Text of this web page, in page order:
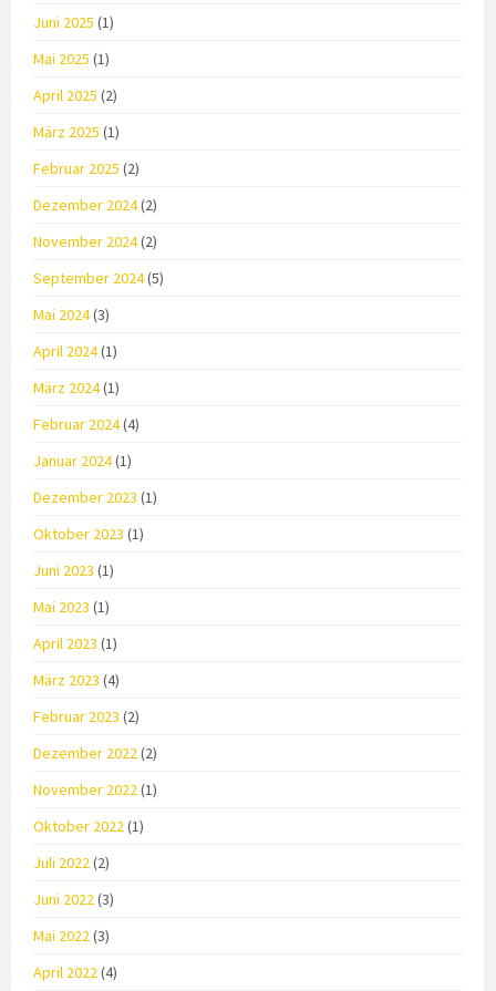
Juni 2025 (1)
Mai 2025 (1)
April 2025 (2)
März 2025 (1)
Februar 2025 (2)
Dezember 2024(2)
November 2024(2)
September 2024(5)
Mai 2024(3)
April 2024(1)
März 2024(1)
Februar 2024(4)
Januar 2024(1)
Dezember 2023 (1)
Oktober 2023 (1)
Juni 2023 (1)
Mai 2023 (1)
April 2023 (1)
März 2023 (4)
Februar 2023 (2)
Dezember 2022(2)
November 2022(1)
Oktober 2022(1)
Juli 2022(2)
Juni 2022(3)
Mai 2022(3)
April 2022(4)